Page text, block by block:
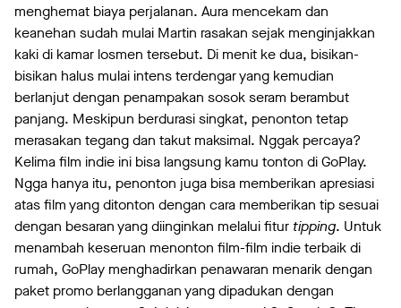
menghemat biaya perjalanan. Aura mencekam dan
keanehan sudah mulai Martin rasakan sejak menginjakkan
kaki di kamar losmen tersebut. Di menit ke dua, bisikan-
bisikan halus mulai intens terdengar yang kemudian
berlanjut dengan penampakan sosok seram berambut
panjang. Meskipun berdurasi singkat, penonton tetap
merasakan tegang dan takut maksimal. Nggak percaya?
Kelima film indie ini bisa langsung kamu tonton di GoPlay.
Ngga hanya itu, penonton juga bisa memberikan apresiasi
atas film yang ditonton dengan cara memberikan tip sesuai
dengan besaran yang diinginkan melalui fitur tipping. Untuk
menambah keseruan menonton film-film indie terbaik di
rumah, GoPlay menghadirkan penawaran menarik dengan
paket promo berlangganan yang dipadukan dengan